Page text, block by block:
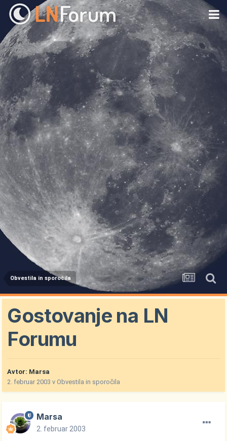
Obvestila in sporočila
Gostovanje na LN
Forumu
Avtor: Marsa
2. februar 2003 vObvestila in sporočila
Marsa
2. februar 2003